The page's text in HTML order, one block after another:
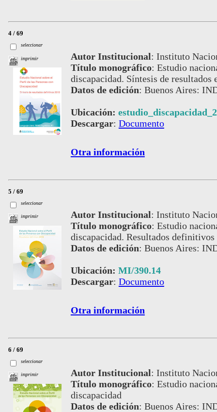
4 / 69
seleccionar
imprimir Autor Institucional: Instituto
Título monográfico: Estudio
discapacidad. Síntesis de
Datos de edición: Buenos Aires:
Ubicación:
Descargar: Documento
Otra información
5 / 69
seleccionar
imprimir Autor Institucional: Instituto
Título monográfico: Estudio
discapacidad. Resultados definitivos
Datos de edición: Buenos Aires:
Ubicación: MI/390.14
Descargar: Documento
Otra información
6 / 69
seleccionar
imprimir Autor Institucional: Instituto
Título monográfico: Estudio
discapacidad
Datos de edición: Buenos Aires: